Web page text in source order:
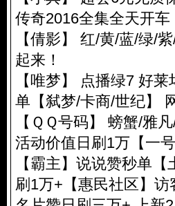
传奇2016全集全天开车
【倩影】 红/黄/蓝/绿/
起来！
【唯梦】 点播绿7 好
单【弑梦/卡商/世纪】
【ＱＱ号码】 螃蟹/雅
活动价值日刷1万【一
【霸主】说说赞秒单
刷1万+【惠民社区】